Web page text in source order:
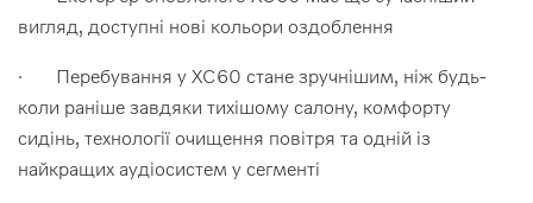
вигляд, доступні нові кольори оздоблення
· Перебування у XC60 стане зручнішим, ніж будь-
коли раніше завдяки тихішому салону, комфорту
сидінь, технології очищення повітря та одній із
найкращих аудіосистем у сегменті